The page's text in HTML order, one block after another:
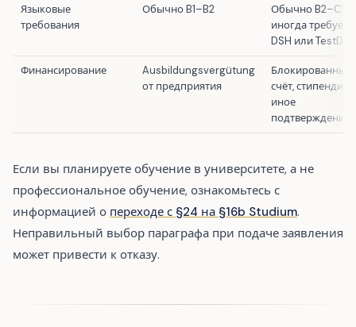
Языковые
требования
Обычно B1–B2
Обычно B2–C1,
иногда
DSH или TestDaF
Финансирование
Ausbildungsvergütung
от предприятия
Блокированный
счёт, стипендия
иное
подтверждение
Если вы планируете обучение в университете, а не
профессиональное обучение, ознакомьтесь с
информацией о переходе с §24 на §16b Studium.
Неправильный выбор параграфа при подаче заявления
может привести к отказу.